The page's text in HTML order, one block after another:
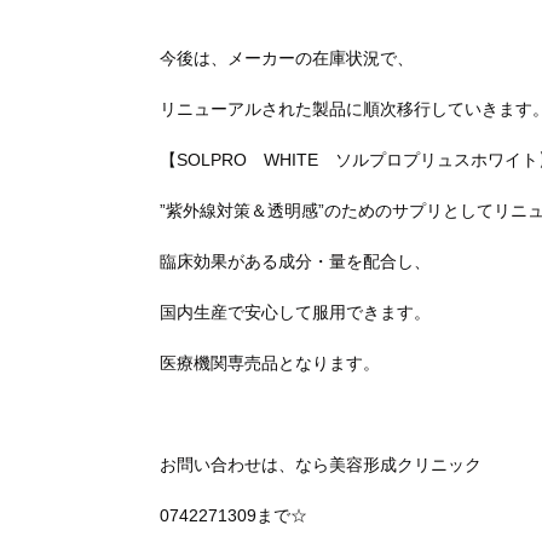
今後は、メーカーの在庫状況で、
リニューアルされた製品に順次移行していきます。
【SOLPRO WHITE ソルプロプリュスホワイト
”紫外線対策＆透明感”のためのサプリとしてリニ
臨床効果がある成分・量を配合し、
国内生産で安心して服用できます。
医療機関専売品となります。
お問い合わせは、なら美容形成クリニック
0742271309まで☆